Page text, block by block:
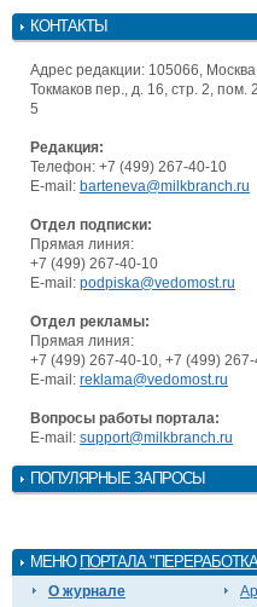
КОНТАКТЫ
Адрес редакции: 105066,
Токмаков пер., д. 16, стр. 2, пом.
5
Редакция:
Телефон: +7 (499) 267-40-10
E-mail: barteneva@milkbranch.ru
Отдел подписки:
Прямая линия:
+7 (499) 267-40-10
E-mail: podpiska@vedomost.ru
Отдел рекламы:
Прямая линия:
+7 (499) 267-40-10, +7 (499)
E-mail: reklama@vedomost.ru
Вопросы работы портала:
E-mail: support@milkbranch.ru
ПОПУЛЯРНЫЕ ЗАПРОСЫ
МЕНЮ ПОРТАЛА
О журнале